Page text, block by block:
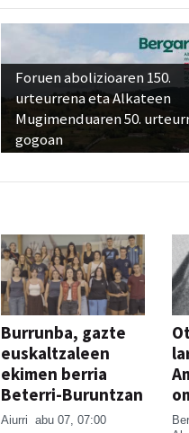
Foruen abolizioaren 150.
urteurrena eta Alkateen
Mugimenduaren 50.
gogoan
Burrunba, gazte
euskaltzaleen
ekimen berria
Beterri-Buruntzan
Aiurri abu 07, 07:00